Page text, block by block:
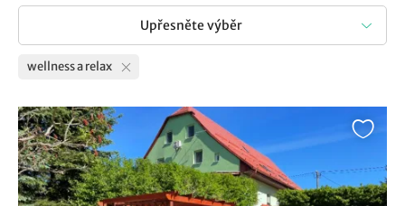
Upřesněte výběr
wellness a relax